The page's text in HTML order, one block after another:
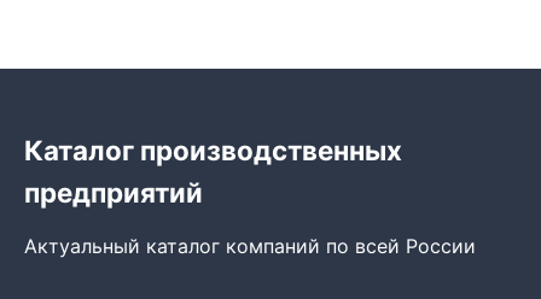
Каталог производственных
предприятий
Актуальный каталог компаний по всей России